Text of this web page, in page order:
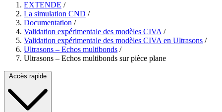
EXTENDE /
La simulation CND /
Documentation /
Validation expérimentale des modèles CIVA /
Validation expérimentale des modèles CIVA en Ultrasons /
Ultrasons – Echos multibonds /
Ultrasons – Echos multibonds sur pièce plane
Accès rapide